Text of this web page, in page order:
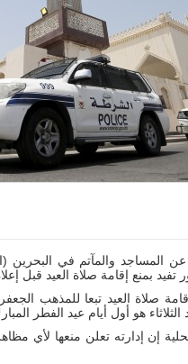
بمنع إقامة صلاة العيد قبل
صلاة العيد تبعا للمذهب
هو أول أيام عيد الفطر
إن إدارته تعلن منعها لأي